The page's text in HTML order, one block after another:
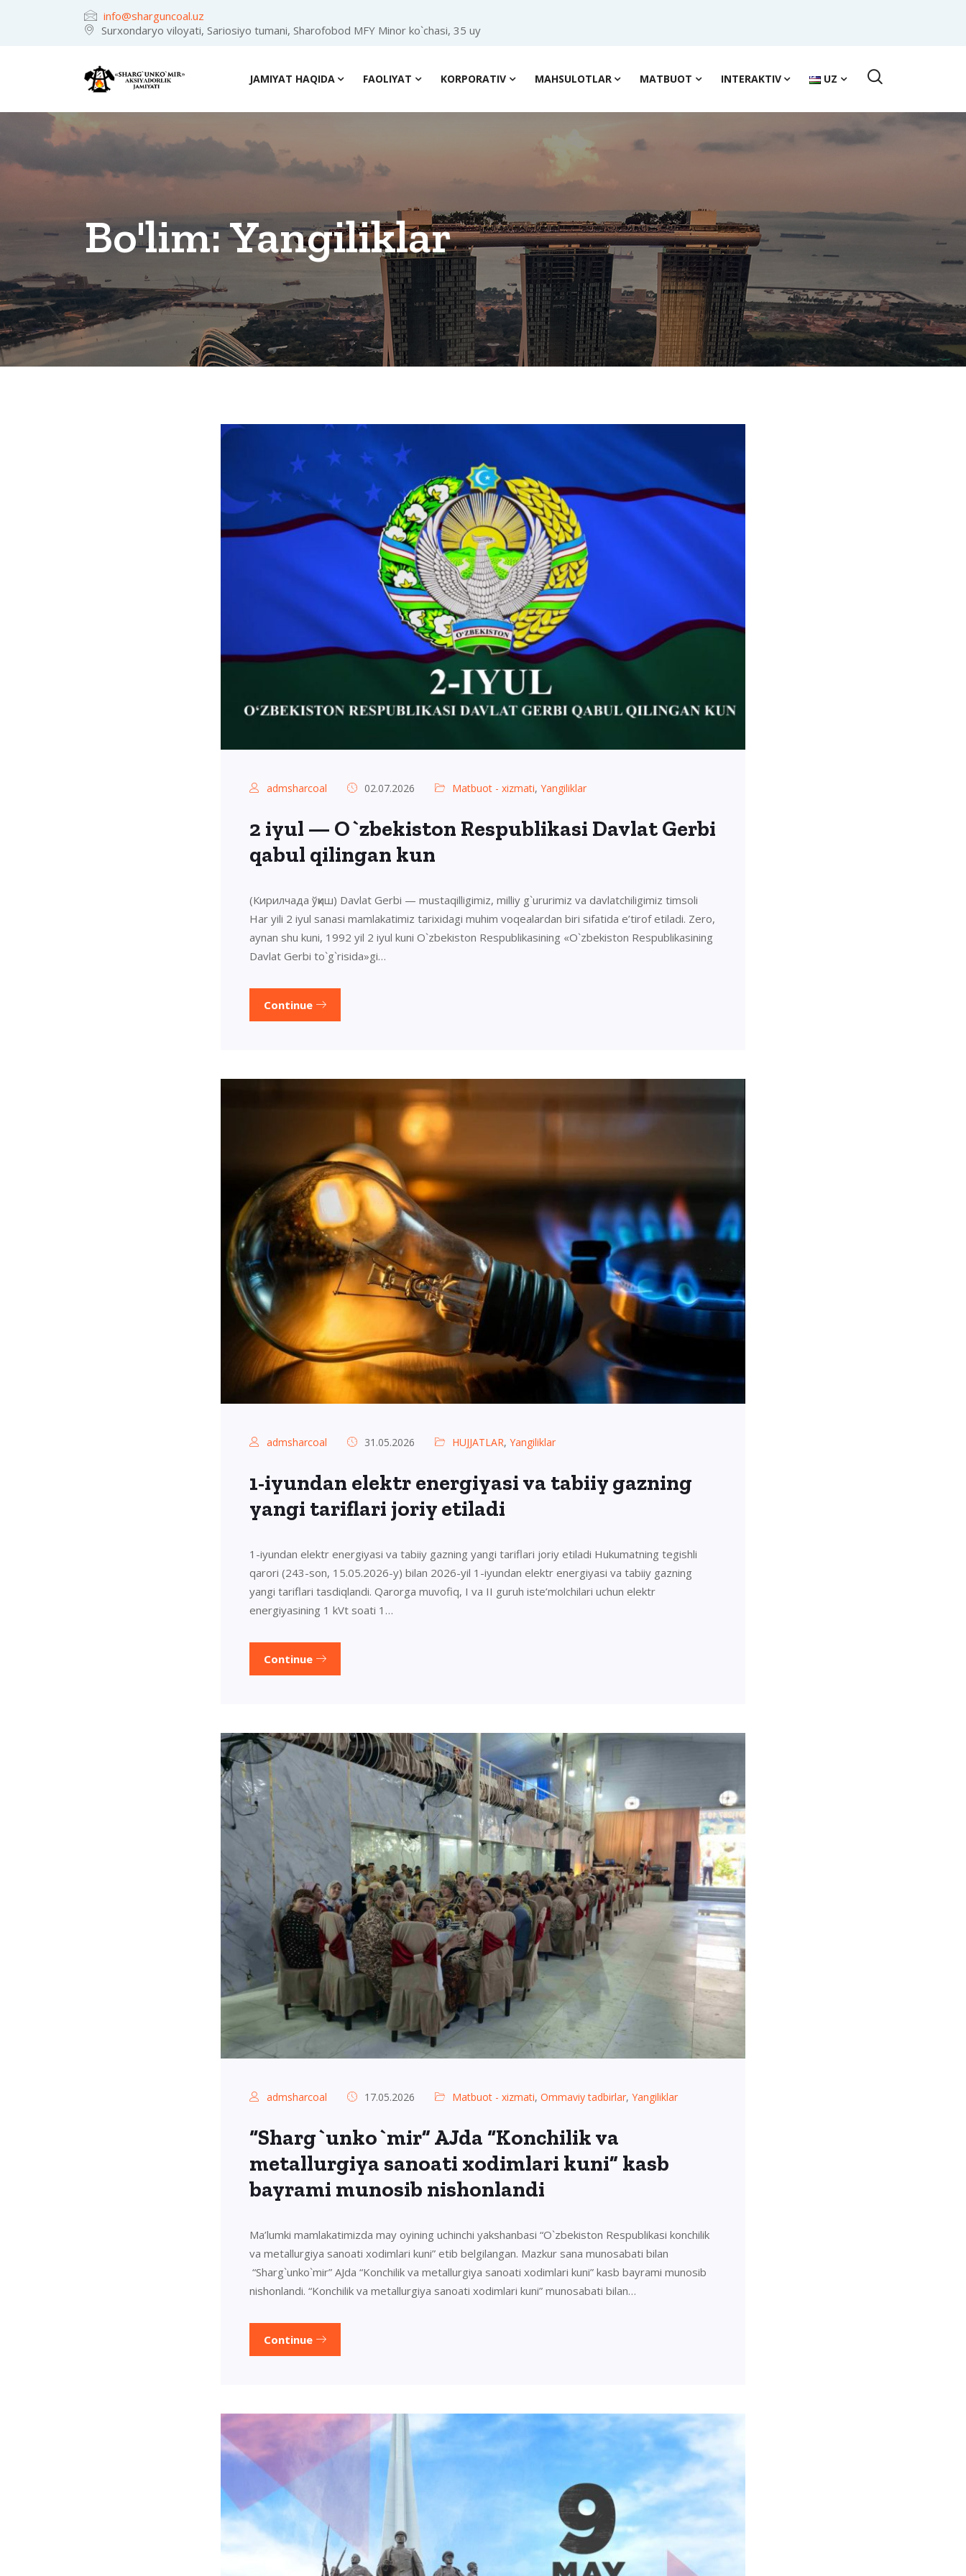
info@sharguncoal.uz
Surxondaryo viloyati, Sariosiyo tumani, Sharofobod MFY Minor ko`chasi, 35 uy
JAMIYAT HAQIDA FAOLIYAT KORPORATIV MAHSULOTLAR MATBUOT INTERAKTIV UZ
Bo'lim:Yangiliklar
admsharcoal 02.07.2026 Matbuot - xizmati, Yangiliklar
2 iyul — O`zbekiston Respublikasi Davlat Gerbi
qabul qilingan kun
(Кирилчада ўқиш) Davlat Gerbi — mustaqilligimiz, milliy g`ururimiz va davlatchiligimiz timsoli
Har yili 2 iyul sanasi mamlakatimiz tarixidagi muhim voqealardan biri sifatida e’tirof etiladi. Zero,
aynan shu kuni, 1992 yil 2 iyul kuni O`zbekiston Respublikasining «O`zbekiston Respublikasining
Davlat Gerbi to`g`risida»gi…
Continue
admsharcoal 31.05.2026 HUJJATLAR, Yangiliklar
1-iyundan elektr energiyasi va tabiiy gazning
yangi tariflari joriy etiladi
1-iyundan elektr energiyasi va tabiiy gazning yangi tariflari joriy etiladi Hukumatning tegishli
qarori (243-son, 15.05.2026-y) bilan 2026-yil 1-iyundan elektr energiyasi va tabiiy gazning
yangi tariflari tasdiqlandi. Qarorga muvofiq, I va II guruh iste’molchilari uchun elektr
energiyasining 1 kVt soati 1…
Continue
admsharcoal 17.05.2026 Matbuot - xizmati, Ommaviy tadbirlar, Yangiliklar
“Sharg`unko`mir” AJda “Konchilik va
metallurgiya sanoati xodimlari kuni” kasb
bayrami munosib nishonlandi
Ma’lumki mamlakatimizda may oyining uchinchi yakshanbasi “O`zbekiston Respublikasi konchilik
va metallurgiya sanoati xodimlari kuni” etib belgilangan. Mazkur sana munosabati bilan
“Sharg`unko`mir” AJda “Konchilik va metallurgiya sanoati xodimlari kuni” kasb bayrami munosib
nishonlandi. “Konchilik va metallurgiya sanoati xodimlari kuni” munosabati bilan…
Continue